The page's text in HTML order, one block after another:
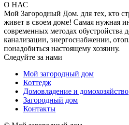
О НАС
Мой Загородный Дом. для тех, кто
живет в своем доме! Самая нужная
современных методах обустройства
канализации, энергоснабжении,
понадобиться настоящему хозяину.
Следуйте за нами
Мой загородный дом
Коттедж
Домовладение и домохозяйство
Загородный дом
Контакты